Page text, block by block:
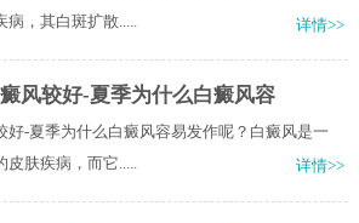
，其白斑扩散.....
详情>>
风较好-夏季为什么白癜风容
好-夏季为什么白癜风容易发作呢？白癜风是一
肤疾病，而它.....
详情>>